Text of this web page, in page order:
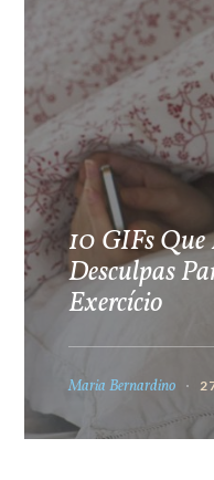
10 GIFs Que
Desculpas
Exercício
Maria Bernardino